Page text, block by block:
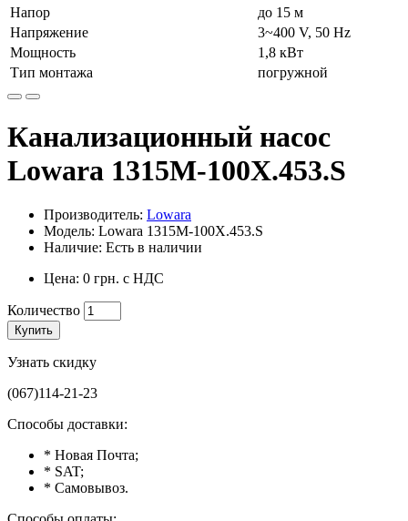
Напор
до 15 м
Напряжение
3~400 V, 50 Hz
Мощность
1,8 кВт
Тип монтажа
погружной
Канализационный насос
Lowara 1315M-100X.453.S
Производитель: Lowara
Модель: Lowara 1315M-100X.453.S
Наличие: Есть в наличии
Цена: 0 грн. с НДС
Количество
Купить
Узнать скидку
(067)114-21-23
Способы доставки:
* Новая Почта;
* SAT;
* Самовывоз.